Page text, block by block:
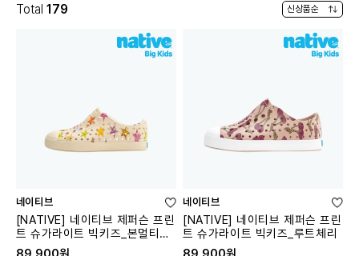
Total 179
네이티브
[NATIVE] 네이티브 제퍼슨 프린
트 슈가라이트 빅키즈_본멀티스
타
네이티브
[NATIVE] 네이티브 제퍼슨 프린
트 슈가라이트 빅키즈_루트체리